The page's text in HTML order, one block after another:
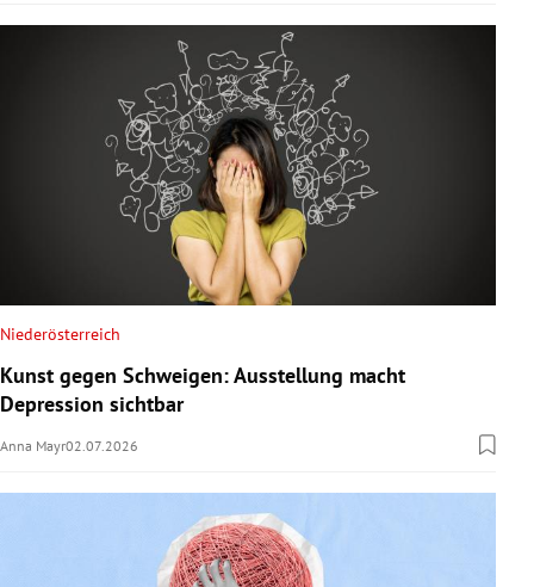
Niederösterreich
Kunst gegen Schweigen: Ausstellung macht
Depression sichtbar
Anna Mayr02.07.2026